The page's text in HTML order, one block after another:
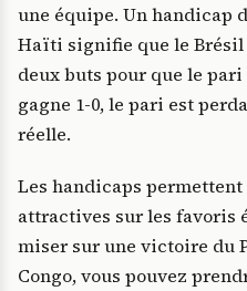
une équipe. Un handicap
Haïti signifie que le
deux buts pour que le
gagne 1-0, le pari est
réelle.
Les handicaps permettent
attractives sur les favoris
miser sur une victoire du
Congo, vous pouvez